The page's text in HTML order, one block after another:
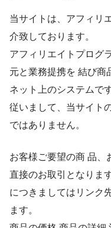
当サイトは、アフィリ
介致しております。
アフィリエイトプログ
元と業務提携を 結び商
ネット上のシステムです
従いまして、当サイト
ではありません。
お客様ご要望の商 品、
直接のお取引となりま
につきましてはリンク
ます。